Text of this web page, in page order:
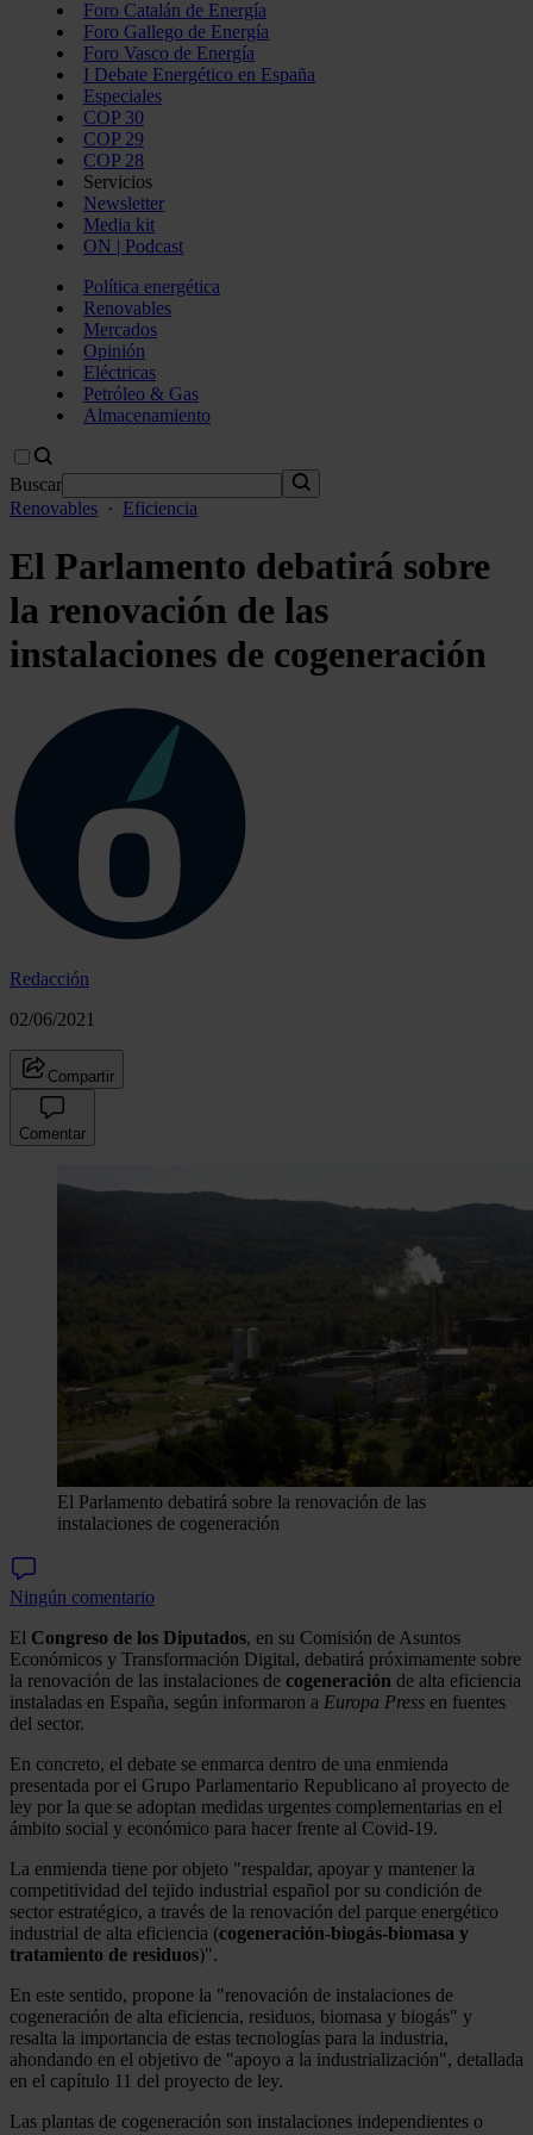
Foro Catalán de Energía
Foro Gallego de Energía
Foro Vasco de Energía
I Debate Energético en España
Especiales
COP 30
COP 29
COP 28
Servicios
Newsletter
Media kit
ON | Podcast
Política energética
Renovables
Mercados
Opinión
Eléctricas
Petróleo & Gas
Almacenamiento
Buscar
Renovables · Eficiencia
El Parlamento debatirá sobre
la renovación de las
instalaciones de cogeneración
Redacción
02/06/2021
Compartir
Comentar
El Parlamento debatirá sobre la renovación de las
instalaciones de cogeneración
Ningún comentario
El Congreso de los Diputados, en su Comisión de Asuntos
Económicos y Transformación Digital, debatirá próximamente sobre
la renovación de las instalaciones de cogeneración de alta eficiencia
instaladas en España, según informaron a Europa Press en fuentes
del sector.
En concreto, el debate se enmarca dentro de una enmienda
presentada por el Grupo Parlamentario Republicano al proyecto de
ley por la que se adoptan medidas urgentes complementarias en el
ámbito social y económico para hacer frente al Covid-19.
La enmienda tiene por objeto "respaldar, apoyar y mantener la
competitividad del tejido industrial español por su condición de
sector estratégico, a través de la renovación del parque energético
industrial de alta eficiencia (cogeneración-biogás-biomasa y
tratamiento de residuos)".
En este sentido, propone la "renovación de instalaciones de
cogeneración de alta eficiencia, residuos, biomasa y biogás" y
resalta la importancia de estas tecnologías para la industria,
ahondando en el objetivo de "apoyo a la industrialización", detallada
en el capítulo 11 del proyecto de ley.
Las plantas de cogeneración son instalaciones independientes o